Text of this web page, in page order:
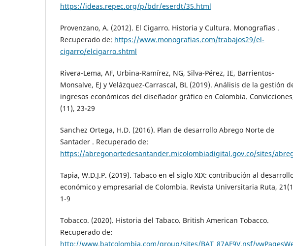
https://ideas.repec.org/p/bdr/eserdt/35.html
Provenzano, A. (2012). El Cigarro. Historia y Cultura. Monografias .
Recuperado de: https://www.monografias.com/trabajos29/el-
cigarro/elcigarro.shtml
Rivera-Lema, AF, Urbina-Ramírez, NG, Silva-Pérez, IE, Barrientos-
Monsalve, EJ y Velázquez-Carrascal, BL (2019). Análisis de la gestión
ingresos económicos del diseñador gráfico en Colombia.
(11), 23-29
Sanchez Ortega, H.D. (2016). Plan de desarrollo Abrego Norte de
Santader . Recuperado de:
https://abregonortedesantander.micolombiadigital.gov.co/sites/
Tapia, W.D.J.P. (2019). Tabaco en el siglo XIX: contribución al
económico y empresarial de Colombia. Revista Universitaria Ruta,
1-9
Tobacco. (2020). Historia del Tabaco. British American Tobacco.
Recuperado de:
http://www.batcolombia.com/group/sites/BAT_87AF9V.nsf/